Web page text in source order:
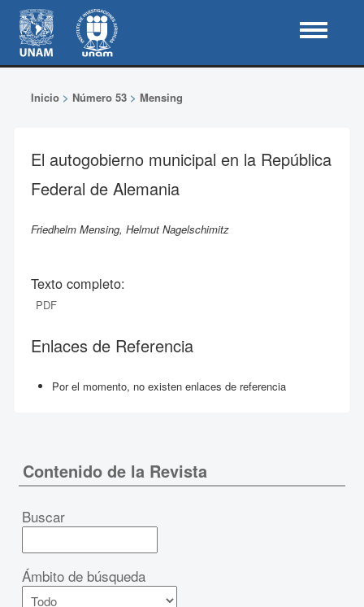
Inicio> Número 53> Mensing
El autogobierno municipal en la República
Federal de Alemania
Friedhelm Mensing, Helmut Nagelschimitz
Texto completo:
PDF
Enlaces de Referencia
Por el momento, no existen enlaces de referencia
Contenido de la Revista
Buscar
Ámbito de búsqueda